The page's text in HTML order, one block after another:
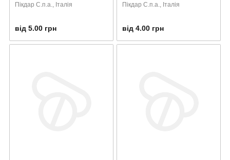
Пікдар С.п.а., Італія
від 5.00 грн
Пікдар С.п.а., Італія
від 4.00 грн